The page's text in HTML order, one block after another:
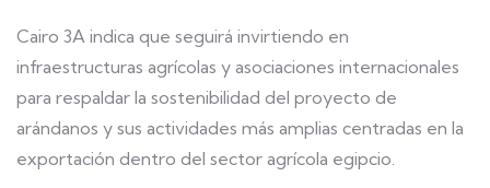
Cairo 3A indica que seguirá invirtiendo en
infraestructuras agrícolas y asociaciones internacionales
para respaldar la sostenibilidad del proyecto de
arándanos y sus actividades más amplias centradas en la
exportación dentro del sector agrícola egipcio.